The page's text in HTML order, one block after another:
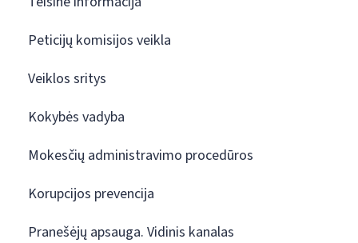
Peticijų komisijos veikla
Veiklos sritys
Kokybės vadyba
Mokesčių administravimo procedūros
Korupcijos prevencija
Pranešėjų apsauga. Vidinis kanalas